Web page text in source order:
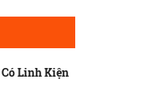
Linh Kiện